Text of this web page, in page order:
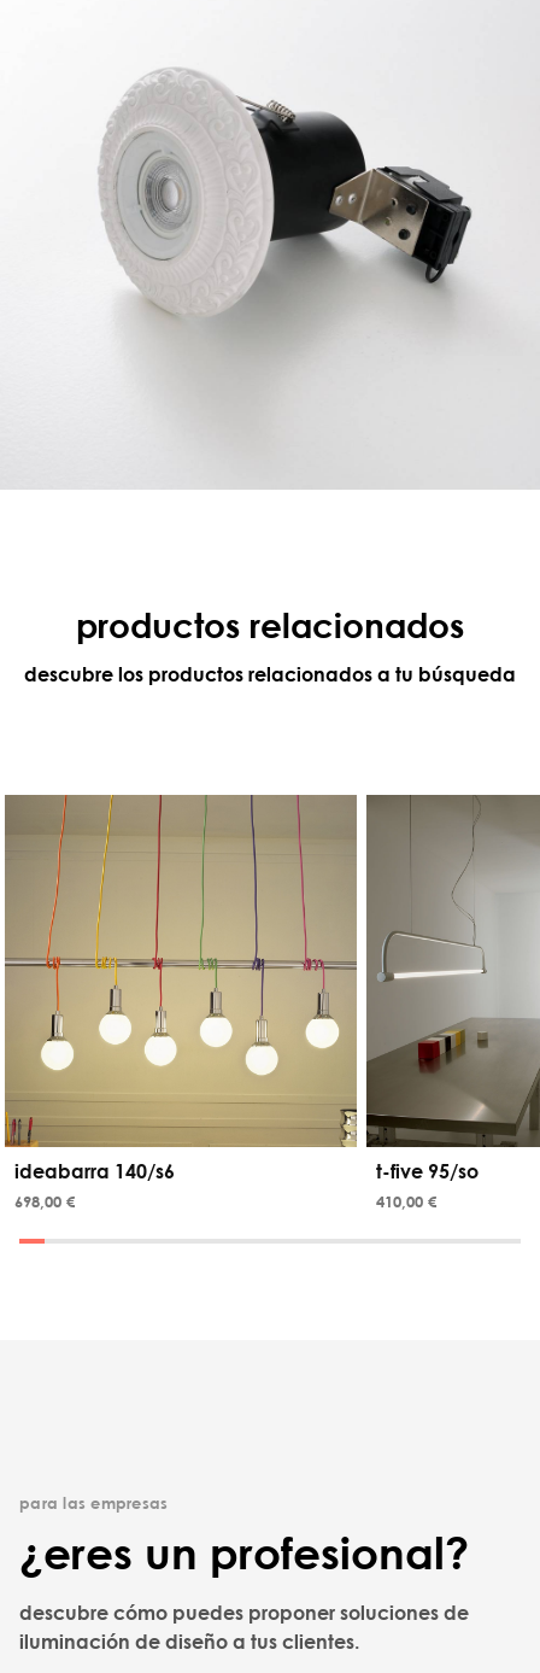
productos relacionados
descubre los productos relacionados a tu búsqueda
ideabarra 140/s6
698,00 €
t-five 95/so
410,00 €
para las empresas
¿eres un profesional?
descubre cómo puedes proponer soluciones de
iluminación de diseño a tus clientes.